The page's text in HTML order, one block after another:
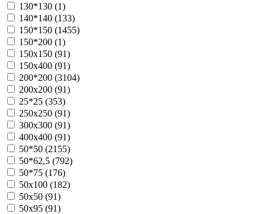
130*130 (1)
140*140 (133)
150*150 (1455)
150*200 (1)
150х150 (91)
150х400 (91)
200*200 (3104)
200х200 (91)
25*25 (353)
250х250 (91)
300х300 (91)
400х400 (91)
50*50 (2155)
50*62,5 (792)
50*75 (176)
50х100 (182)
50х50 (91)
50х95 (91)